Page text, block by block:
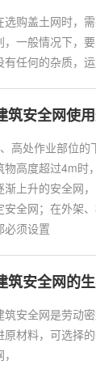
选购盖土网时，
，一般情况下，
有任何的杂质，
筑安全网使
高处作业部位的
物高度超过4m时
渐上升的安全网
安全网；在外架
必须设置
筑安全网的
筑安全网是劳动
原材料，可选择